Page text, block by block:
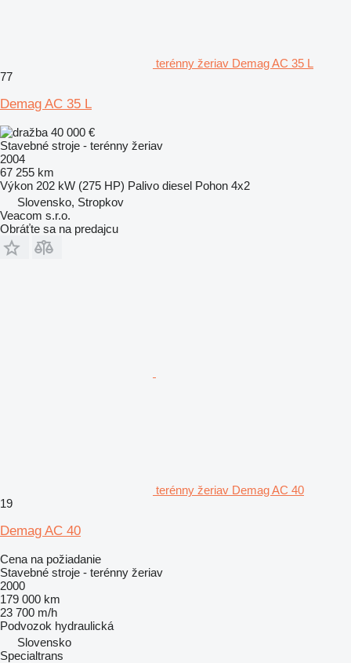
terénny žeriav Demag AC 35 L
77
Demag AC 35 L
40 000 €
Stavebné stroje - terénny žeriav
2004
67 255 km
Výkon 202 kW (275 HP) Palivo diesel Pohon 4x2
Slovensko, Stropkov
Veacom s.r.o.
Obráťte sa na predajcu
terénny žeriav Demag AC 40
19
Demag AC 40
Cena na požiadanie
Stavebné stroje - terénny žeriav
2000
179 000 km
23 700 m/h
Podvozok hydraulická
Slovensko
Specialtrans